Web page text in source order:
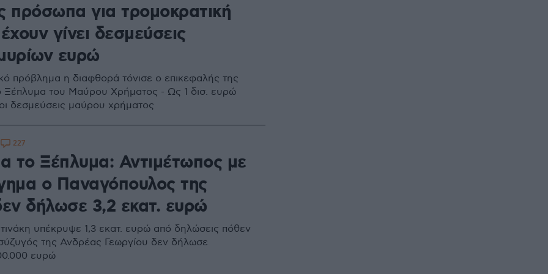
πρόσωπα για τρομοκρατική
γίνει δεσμεύσεις
ευρώ
πρόβλημα η διαφθορά τόνισε ο επικεφαλής της
Ξέπλυμα του Μαύρου Χρήματος - Ως 1 δισ. ευρώ
δεσμεύσεις μαύρου χρήματος
το Ξέπλυμα: Αντιμέτωπος με
ο Παναγόπουλος της
δήλωσε 3,2 εκατ. ευρώ
υπέκρυψε 1,3 εκατ. ευρώ από δηλώσεις πόθεν
της Ανδρέας Γεωργίου δεν δήλωσε
ευρώ
227